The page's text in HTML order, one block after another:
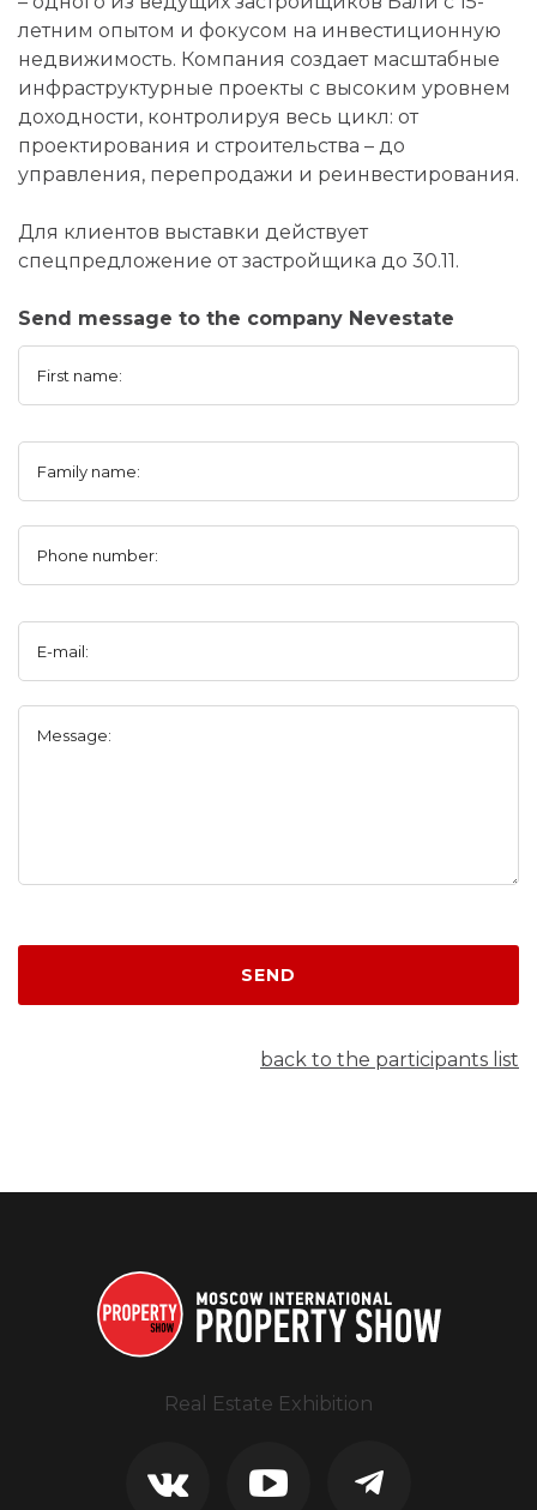
летним опытом и фокусом на инвестиционную
недвижимость. Компания создает масштабные
инфраструктурные проекты с высоким уровнем
доходности, контролируя весь цикл: от
проектирования и строительства – до
управления, перепродажи и реинвестирования.
Для клиентов выставки действует
спецпредложение от застройщика до 30.11.
Send message to the company Nevestate
First name:
Family name:
Phone number:
E-mail:
Message:
SEND
back to the participants list
Real Estate Exhibition